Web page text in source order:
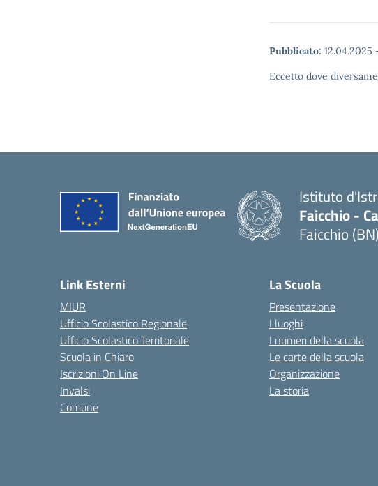
Pubblicato: 12.04.2025
Eccetto dove
Istituto
Faicchio -
Faicchio (BN)
Link Esterni
MIUR
Ufficio Scolastico Regionale
Ufficio Scolastico Territoriale
Scuola in Chiaro
Iscrizioni On Line
Invalsi
Comune
La Scuola
Presentazione
I luoghi
I numeri della scuola
Le carte della scuola
Organizzazione
La storia